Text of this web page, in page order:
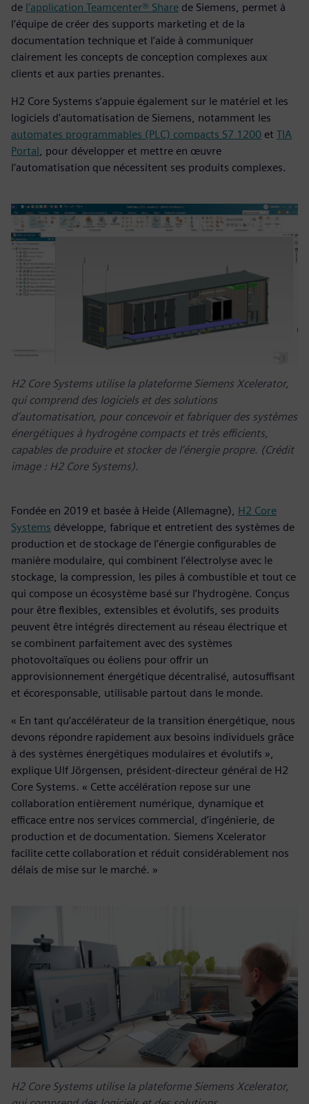
de l’application Teamcenter® Share de Siemens, permet à
l’équipe de créer des supports marketing et de la
documentation technique et l’aide à communiquer
clairement les concepts de conception complexes aux
clients et aux parties prenantes.
H2 Core Systems s’appuie également sur le matériel et les
logiciels d’automatisation de Siemens, notamment les
automates programmables (PLC) compacts S7 1200 et TIA
Portal , pour développer et mettre en œuvre
l’automatisation que nécessitent ses produits complexes.
H2 Core Systems utilise la plateforme Siemens Xcelerator,
qui comprend des logiciels et des solutions
d’automatisation, pour concevoir et fabriquer des systèmes
énergétiques à hydrogène compacts et très efficients,
capables de produire et stocker de l’énergie propre. (Crédit
image : H2 Core Systems).
Fondée en 2019 et basée à Heide (Allemagne), H2 Core
Systems développe, fabrique et entretient des systèmes de
production et de stockage de l’énergie configurables de
manière modulaire, qui combinent l’électrolyse avec le
stockage, la compression, les piles à combustible et tout ce
qui compose un écosystème basé sur l’hydrogène. Conçus
pour être flexibles, extensibles et évolutifs, ses produits
peuvent être intégrés directement au réseau électrique et
se combinent parfaitement avec des systèmes
photovoltaïques ou éoliens pour offrir un
approvisionnement énergétique décentralisé, autosuffisant
et écoresponsable, utilisable partout dans le monde.
« En tant qu’accélérateur de la transition énergétique, nous
devons répondre rapidement aux besoins individuels grâce
à des systèmes énergétiques modulaires et évolutifs »,
explique Ulf Jörgensen, président-directeur général de H2
Core Systems. « Cette accélération repose sur une
collaboration entièrement numérique, dynamique et
efficace entre nos services commercial, d’ingénierie, de
production et de documentation. Siemens Xcelerator
facilite cette collaboration et réduit considérablement nos
délais de mise sur le marché. »
H2 Core Systems utilise la plateforme Siemens Xcelerator,